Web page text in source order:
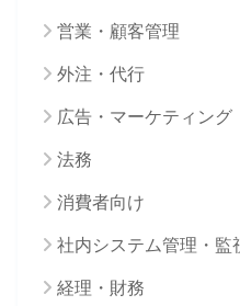
営業・顧客管理
外注・代行
広告・マーケティング
法務
消費者向け
社内システム管理・監
経理・財務